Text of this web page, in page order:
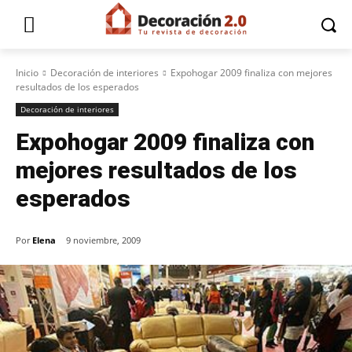
Inicio Decoración de interiores
Expohogar 2009 finaliza con mejores
resultados de los esperados
Decoración de interiores
Expohogar 2009 finaliza con
mejores resultados de los
esperados
Por Elena 9 noviembre, 2009